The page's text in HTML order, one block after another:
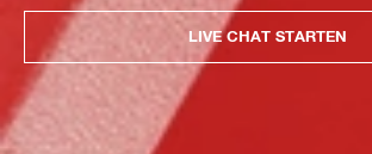
LIVE CHAT STARTEN